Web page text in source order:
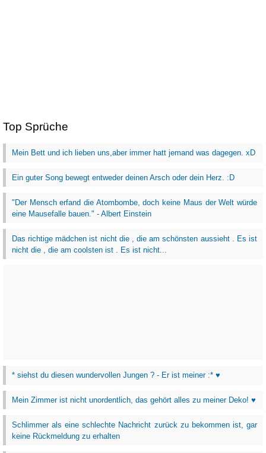
Top Sprüche
Mein Bett und ich lieben uns,aber immer hatt jemand was dagegen. xD
Ein guter Song bewegt entweder deinen Arsch oder dein Herz. :D
"Der Mensch erfand die Atombombe, doch keine Maus der Welt würde
eine Mausefalle bauen." - Albert Einstein
Das richtige mädchen ist nicht die , die am schönsten aussieht . Es ist
nicht die , die am coolsten ist . Es ist nicht...
* siehst du diesen wundervollen Jungen ? - Er ist meiner :* ♥
Mein Zimmer ist nicht unordentlich, das gehört alles zu meiner Deko! ♥
Schlimmer als eine schlechte Nachricht zurück zu bekommen ist, gar
keine Rückmeldung zu erhalten